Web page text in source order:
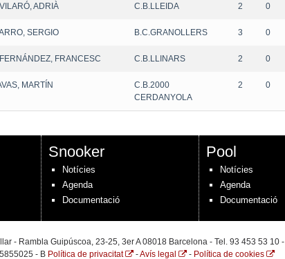
ADRIÀ C.B.LLEIDA 2 0
SERGIO B.C.GRANOLLERS 3 0
FRANCESC C.B.LLINARS 2 0
MARTÍN
C.B.2000
CERDANYOLA
2 0
Snooker
Notícies
Agenda
Documentació
Pool
Notícies
Agenda
Documentació
- Rambla Guipúscoa, 23-25, 3er A 08018 Barcelona - Tel. 93 453 53 10 -
- B Política de privacitat -Avís legal - Política de cookies